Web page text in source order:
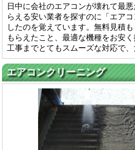
日中に会社のエアコンが壊れて最
らえる安い業者を探すのに「エア
したのを覚えています。無料見積
もらえたこと、最適な機種をお安く
工事までとてもスムーズな対応で、
エアコンクリーニング